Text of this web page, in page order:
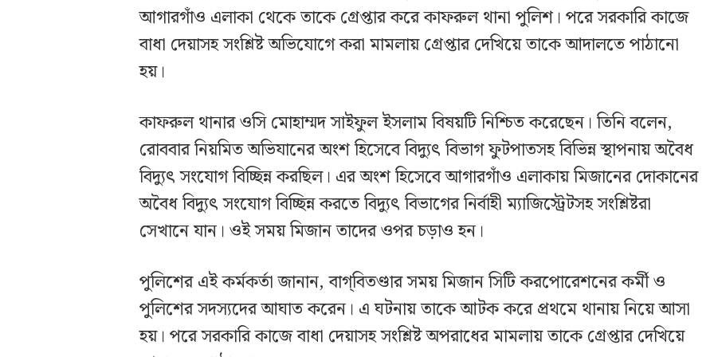
আগারগাঁও এলাকা থেকে তাকে গ্রেপ্তার করে কাফরুল থানা পুলিশ। পরে সরকারি কাজে
বাধা দেয়াসহ সংশ্লিষ্ট অভিযোগে করা মামলায় গ্রেপ্তার দেখিয়ে তাকে আদালতে পাঠানো
হয়।
কাফরুল থানার ওসি মোহাম্মদ সাইফুল ইসলাম বিষয়টি নিশ্চিত করেছেন। তিনি বলেন,
রোববার নিয়মিত অভিযানের অংশ হিসেবে বিদ্যুৎ বিভাগ ফুটপাতসহ বিভিন্ন স্থাপনায় অবৈধ
বিদ্যুৎ সংযোগ বিচ্ছিন্ন করছিল। এর অংশ হিসেবে আগারগাঁও এলাকায় মিজানের দোকানের
অবৈধ বিদ্যুৎ সংযোগ বিচ্ছিন্ন করতে বিদ্যুৎ বিভাগের নির্বাহী ম্যাজিস্ট্রেটসহ সংশ্লিষ্টরা
সেখানে যান। ওই সময় মিজান তাদের ওপর চড়াও হন।
পুলিশের এই কর্মকর্তা জানান, বাগ্‌বিতণ্ডার সময় মিজান সিটি করপোরেশনের কর্মী ও
পুলিশের সদস্যদের আঘাত করেন। এ ঘটনায় তাকে আটক করে প্রথমে থানায় নিয়ে আসা
হয়। পরে সরকারি কাজে বাধা দেয়াসহ সংশ্লিষ্ট অপরাধের মামলায় তাকে গ্রেপ্তার দেখিয়ে